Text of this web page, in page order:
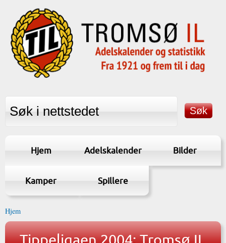
Hjem Adelskalender Bilder
Kamper Spillere
Hjem
Tippeligaen 2004: Tromsø IL